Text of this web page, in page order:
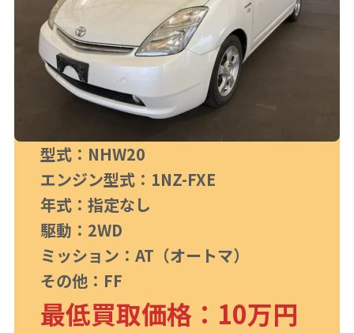
型式：NHW20
エンジン型式：1NZ-FXE
年式：指定なし
駆動：2WD
ミッション：AT（オートマ）
その他：FF
最低買取価格：10万円